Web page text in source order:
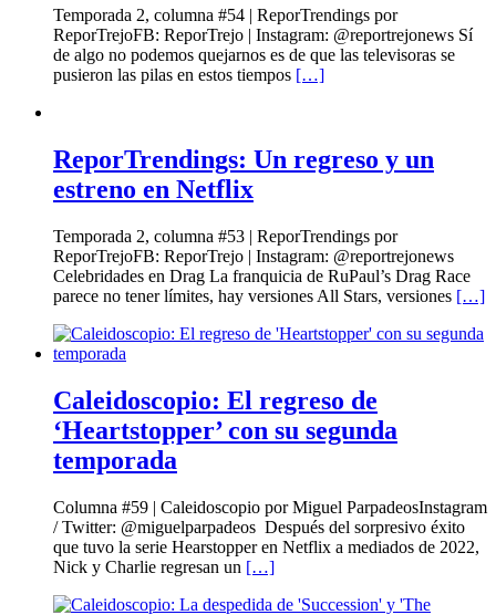
Temporada 2, columna #54 | ReporTrendings por
ReporTrejoFB: ReporTrejo | Instagram: @reportrejonews Sí
de algo no podemos quejarnos es de que las televisoras se
pusieron las pilas en estos tiempos […]
ReporTrendings: Un regreso y un
estreno en Netflix
Temporada 2, columna #53 | ReporTrendings por
ReporTrejoFB: ReporTrejo | Instagram: @reportrejonews
Celebridades en Drag La franquicia de RuPaul’s Drag Race
parece no tener límites, hay versiones All Stars, versiones […]
Caleidoscopio: El regreso de
‘Heartstopper’ con su segunda
temporada
Columna #59 | Caleidoscopio por Miguel ParpadeosInstagram
/ Twitter: @miguelparpadeos Después del sorpresivo éxito
que tuvo la serie Hearstopper en Netflix a mediados de 2022,
Nick y Charlie regresan un […]